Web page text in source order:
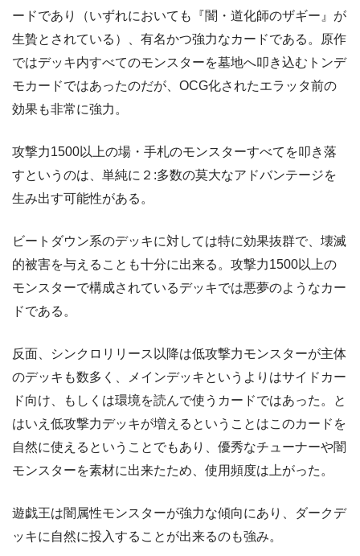
ードであり（いずれにおいても『闇・道化師のザギー』が
生贄とされている）、有名かつ強力なカードである。原作
ではデッキ内すべてのモンスターを墓地へ叩き込むトンデ
モカードではあったのだが、OCG化されたエラッタ前の
効果も非常に強力。
攻撃力1500以上の場・手札のモンスターすべてを叩き落
すというのは、単純に２:多数の莫大なアドバンテージを
生み出す可能性がある。
ビートダウン系のデッキに対しては特に効果抜群で、壊滅
的被害を与えることも十分に出来る。攻撃力1500以上の
モンスターで構成されているデッキでは悪夢のようなカー
ドである。
反面、シンクロリリース以降は低攻撃力モンスターが主体
のデッキも数多く、メインデッキというよりはサイドカー
ド向け、もしくは環境を読んで使うカードではあった。と
はいえ低攻撃力デッキが増えるということはこのカードを
自然に使えるということでもあり、優秀なチューナーや闇
モンスターを素材に出来たため、使用頻度は上がった。
遊戯王は闇属性モンスターが強力な傾向にあり、ダークデ
ッキに自然に投入することが出来るのも強み。